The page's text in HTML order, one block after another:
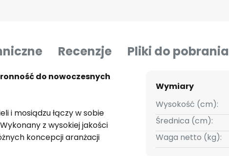
Recenzje Pliki do pobrania
do nowoczesnych
i mosiądzu łączy w sobie
z wysokiej jakości
koncepcji aranżacji
Wyraziste linie i
Wymiary
Wysokość (cm):
Średnica (cm):
Waga netto (kg):